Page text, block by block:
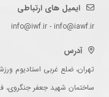
ایمیل های ارتباطی
info@iwf.ir - info@iawf.ir
آدرس
تهران، ضلع غربی استادیوم
ساختمان شهید جعفر جنگروی،